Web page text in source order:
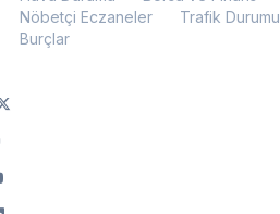
Nöbetçi Eczaneler
Trafik Durumu
Burçlar